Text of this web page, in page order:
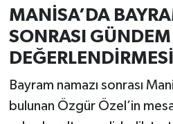
MANİSA’DA
SONRASI GÜNDEM
DEĞERLENDİRMESİ
Bayram namazı sonrası
bulunan Özgür Özel’in